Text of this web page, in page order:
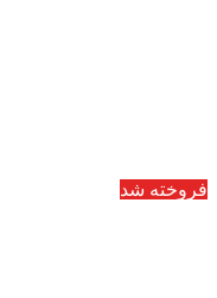
فروخته شد